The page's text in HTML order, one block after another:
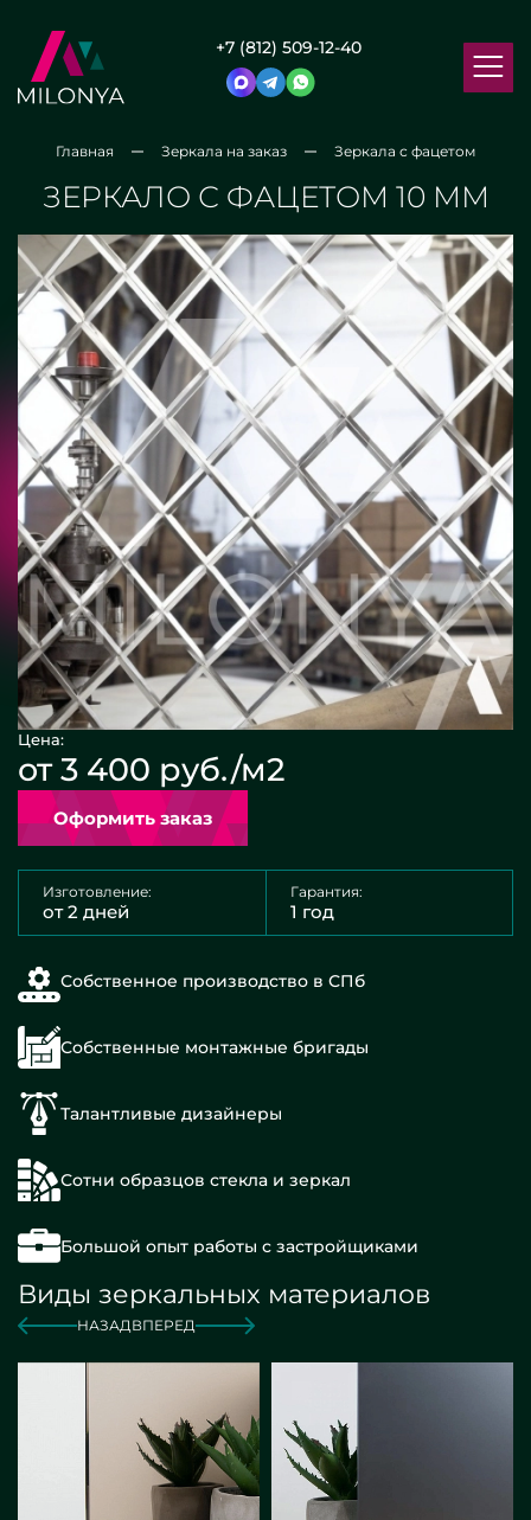
+7 (812) 509-12-40
Главная Зеркала на заказ Зеркала с фацетом
ЗЕРКАЛО С ФАЦЕТОМ 10 ММ
Цена:
от 3 400 руб./м2
Оформить заказ
Изготовление:
от 2 дней
Гарантия:
1 год
Собственное производство в СПб
Собственные монтажные бригады
Талантливые дизайнеры
Сотни образцов стекла и зеркал
Большой опыт работы с застройщиками
Виды зеркальных материалов
НАЗАДВПЕРЕД